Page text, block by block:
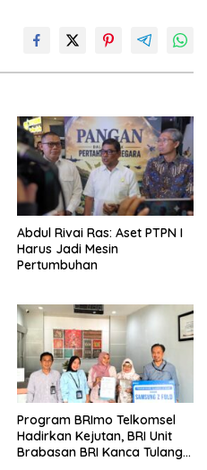
Abdul Rivai Ras: Aset PTPN I
Harus Jadi Mesin
Pertumbuhan
Program BRImo Telkomsel
Hadirkan Kejutan, BRI Unit
Brabasan BRI Kanca Tulang